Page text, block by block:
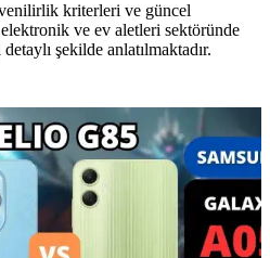
kriterleri ve güncel
ve ev aletleri sektöründe
şekilde anlatılmaktadır.